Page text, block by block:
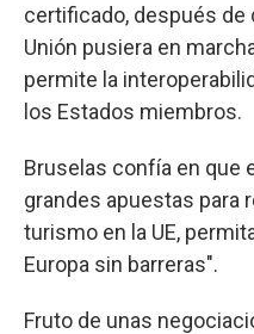
certificado, después de
Unión pusiera en
permite la
los Estados miembros.
Bruselas confía en que
grandes apuestas para
turismo en la UE,
Europa sin barreras".
Fruto de unas